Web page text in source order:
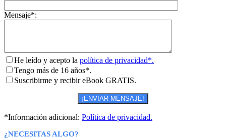
Mensaje*:
He leído y acepto la política de privacidad*.
Tengo más de 16 años*.
Suscribirme y recibir eBook GRATIS.
*Información adicional: Política de privacidad.
¿NECESITAS ALGO?